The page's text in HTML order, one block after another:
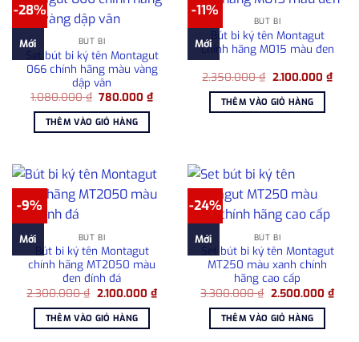
-28%
Mới BÚT BI
Set bút bi ký tên Montagut
066 chính hãng màu vàng
dập vân
1.080.000₫ Giá
là:
1.080.000 ₫.
780.000₫Giá
THÊM VÀO GIỎ HÀNG
-11%
Mới
BÚT BI
Bút bi ký tên Montagut
chính hãng M015 màu đen
2.350.000₫ Giá
là:
2.350.000 ₫.
2.100.000 ₫Giá
THÊM VÀO GIỎ HÀNG
-9%
Mới BÚT BI
Bút bi ký tên Montagut
chính hãng MT2050 màu
đen đính đá
2.300.000₫ Giá
là:
2.300.000 ₫.
2.100.000 ₫Giá
hiện
2.100.000 ₫.
THÊM VÀO GIỎ HÀNG
-24%
Mới BÚT BI
Set bút bi ký tên Montagut
MT250 màu xanh chính
hãng cao cấp
3.300.000₫ Giá
là:
3.300.000 ₫.
2.500.000 ₫Giá
hiện
THÊM VÀO GIỎ HÀNG